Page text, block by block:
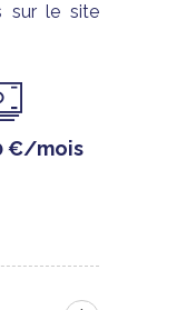
sur le site
€/mois